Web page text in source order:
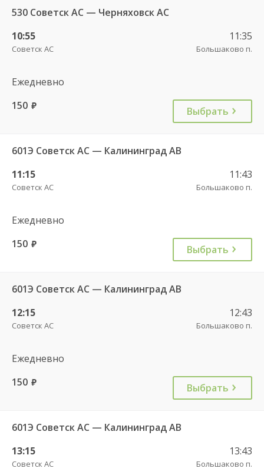
530 Советск АС — Черняховск АС
10:55
Советск АС
11:35
Большаково п.
Ежедневно
150 руб. Выбрать
601Э Советск АС — Калининград АВ
11:15
Советск АС
11:43
Большаково п.
Ежедневно
150 руб. Выбрать
601Э Советск АС — Калининград АВ
12:15
Советск АС
12:43
Большаково п.
Ежедневно
150 руб. Выбрать
601Э Советск АС — Калининград АВ
13:15
Советск АС
13:43
Большаково п.